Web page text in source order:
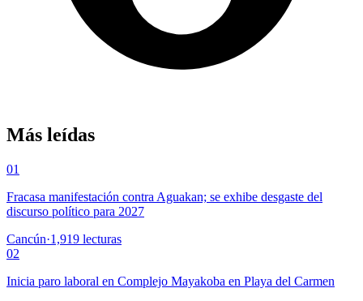
Más leídas
01
Fracasa manifestación contra Aguakan; se exhibe desgaste del
discurso político para 2027
Cancún·1,919 lecturas
02
Inicia paro laboral en Complejo Mayakoba en Playa del Carmen